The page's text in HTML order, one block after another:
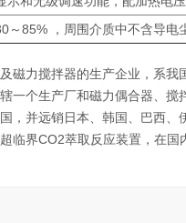
85% ，周围介质中不含导电
磁力搅拌器的生产企业，系
一个生产厂和磁力偶合器、
，并远销日本、韩国、巴西
界CO2萃取反应装置，在国